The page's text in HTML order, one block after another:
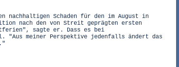
nachhaltigen Schaden für den im August in
nach den von Streit geprägten ersten
sagte er. Dass es bei
"Aus meiner Perspektive jedenfalls ändert das